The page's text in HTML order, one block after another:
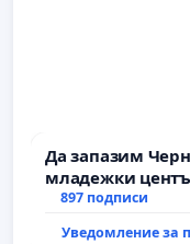
Да запазим
младежки
за младите на
897 подписи
Уведомление за